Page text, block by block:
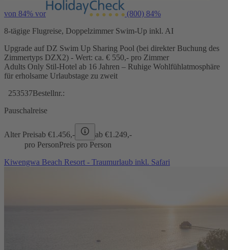
von 84% vor (800) 84%
8-tägige Flugreise, Doppelzimmer Swim-Up inkl. AI
Upgrade auf DZ Swim Up Sharing Pool (bei direkter Buchung des
Zimmertyps DZX2) - Wert: ca. € 550,- pro Zimmer
Adults Only Stil-Hotel ab 16 Jahren – Ruhige Wohlfühlatmosphäre
für erholsame Urlaubstage zu zweit
253537Bestellnr.:
Pauschalreise
Alter Preisab €1.456,- ab €1.249,-
pro PersonPreis pro Person
Kiwengwa Beach Resort - Traumurlaub inkl. Safari